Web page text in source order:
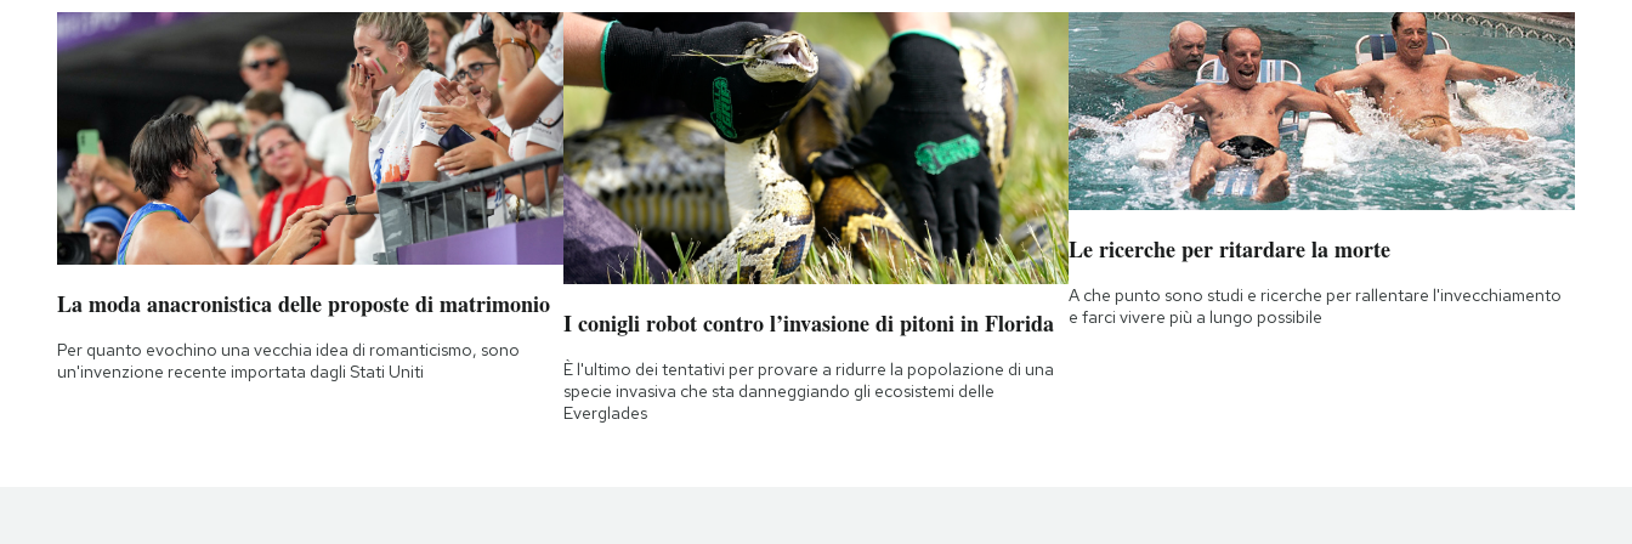
La moda anacronistica delle proposte di matrimonio
Per quanto evochino una vecchia idea di romanticismo, sono
un'invenzione recente importata dagli Stati Uniti
I conigli robot contro l’invasione di pitoni in Florida
È l'ultimo dei tentativi per provare a ridurre la popolazione di una
specie invasiva che sta danneggiando gli ecosistemi delle
Everglades
Le ricerche per ritardare la morte
A che punto sono studi e ricerche per rallentare l'invecchiamento
e farci vivere più a lungo possibile